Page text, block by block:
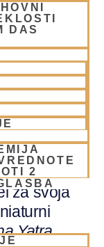
DAS
2
Srila
Charan
družini
iz Calcutte.
bližnji
za svoja
Yatra.